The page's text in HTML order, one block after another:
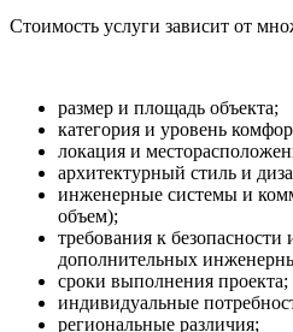
Стоимость услуги зависит от
размер и площадь объекта;
категория и уровень
локация и
архитектурный стиль и
инженерные системы и
объем);
требования к
дополнительных
сроки выполнения проекта;
индивидуальные
региональные различия;